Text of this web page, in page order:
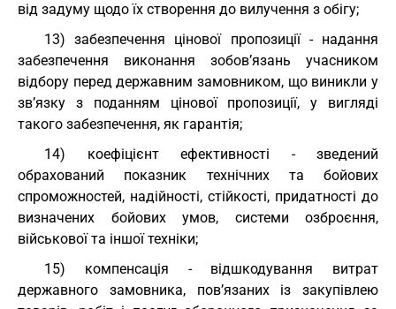
від задуму щодо їх створення до вилучення з обігу;
13) забезпечення цінової пропозиції - надання
забезпечення виконання зобов’язань учасником
відбору перед державним замовником, що виникли у
зв’язку з поданням цінової пропозиції, у вигляді
такого забезпечення, як гарантія;
14) коефіцієнт ефективності - зведений
обрахований показник технічних та бойових
спроможностей, надійності, стійкості, придатності до
визначених бойових умов, системи озброєння,
військової та іншої техніки;
15) компенсація - відшкодування витрат
державного замовника, пов’язаних із закупівлею